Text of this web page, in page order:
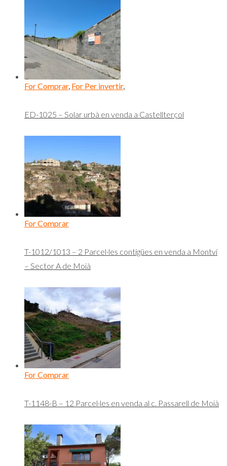
For Comprar, For Per invertir,
ED-1025 – Solar urbà en venda a Castellterçol
For Comprar
T-1012/1013 – 2 Parcel·les contigües en venda a Montví
– Sector A de Moià
For Comprar
T-1148-B – 12 Parcel·les en venda al c. Passarell de Moià